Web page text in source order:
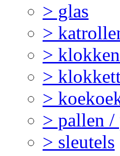
> glas
>
>
>
>
> pallen /
> sleutels